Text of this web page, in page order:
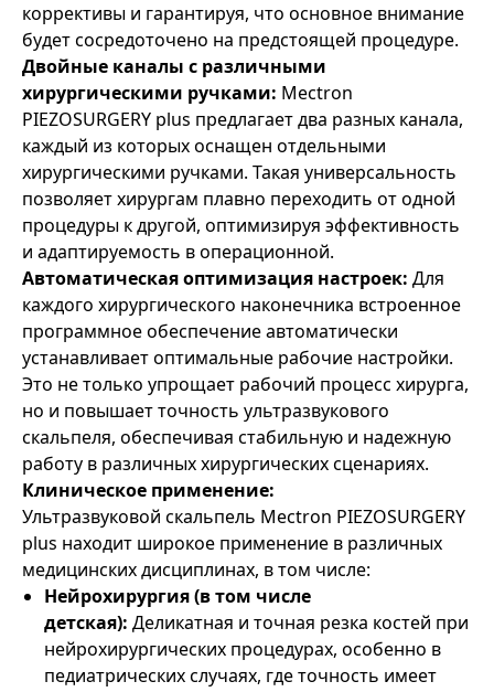
коррективы и гарантируя, что основное внимание
будет сосредоточено на предстоящей процедуре.
Двойные каналы с различными
хирургическими ручками: Mectron
PIEZOSURGERY plus предлагает два разных канала,
каждый из которых оснащен отдельными
хирургическими ручками. Такая универсальность
позволяет хирургам плавно переходить от одной
процедуры к другой, оптимизируя эффективность
и адаптируемость в операционной.
Автоматическая оптимизация настроек: Для
каждого хирургического наконечника встроенное
программное обеспечение автоматически
устанавливает оптимальные рабочие настройки.
Это не только упрощает рабочий процесс хирурга,
но и повышает точность ультразвукового
скальпеля, обеспечивая стабильную и надежную
работу в различных хирургических сценариях.
Клиническое применение:
Ультразвуковой скальпель Mectron PIEZOSURGERY
plus находит широкое применение в различных
медицинских дисциплинах, в том числе:
Нейрохирургия (в том числе
детская): Деликатная и точная резка костей при
нейрохирургических процедурах, особенно в
педиатрических случаях, где точность имеет